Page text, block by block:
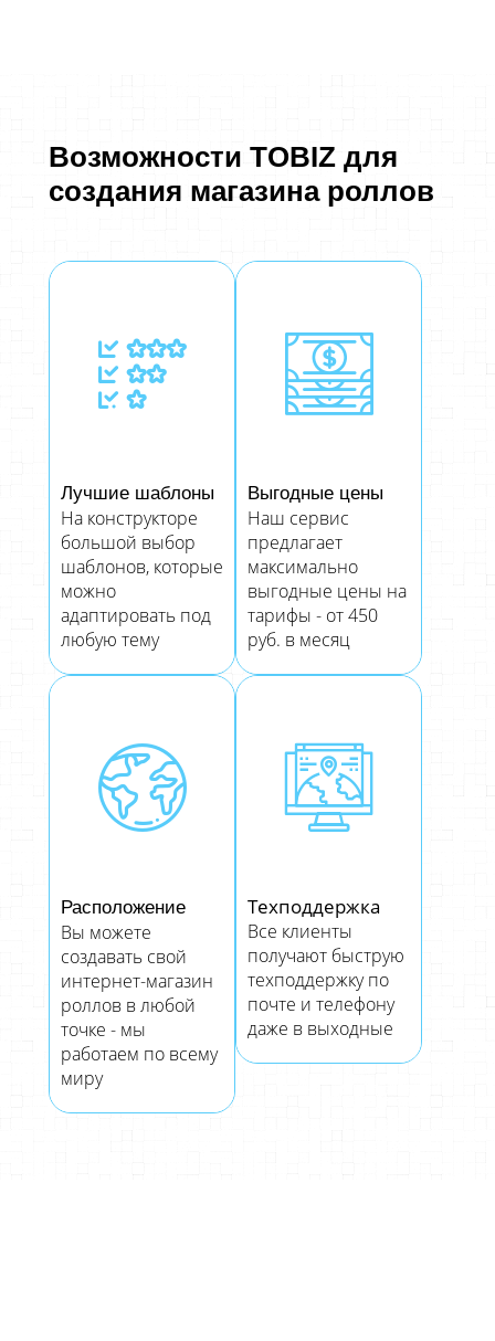
Возможности TOBIZ для
создания магазина роллов
Лучшие шаблоны
На конструкторе
большой выбор
шаблонов, которые
можно
адаптировать под
любую тему
Выгодные цены
Наш сервис
предлагает
максимально
выгодные цены на
тарифы - от 450
руб. в месяц
Расположение
Вы можете
создавать свой
интернет-магазин
роллов в любой
точке - мы
работаем по всему
миру
Техподдержка
Все клиенты
получают быструю
техподдержку по
почте и телефону
даже в выходные